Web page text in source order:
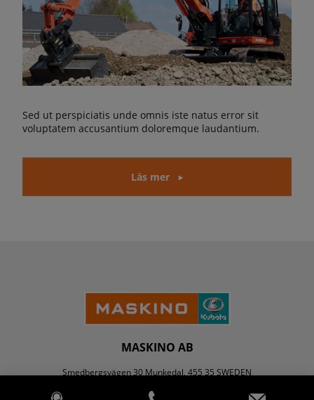
Sed ut perspiciatis unde omnis iste natus error sit
voluptatem accusantium doloremque laudantium.
Läs mer
MASKINO AB
Smedbergsvägen 30 Munkedal, 455 35 SWEDEN